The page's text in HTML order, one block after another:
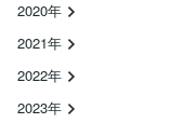
2020年
2021年
2022年
2023年